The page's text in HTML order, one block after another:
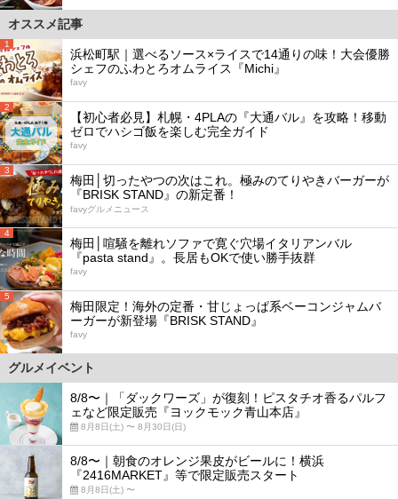
オススメ記事
1
浜松町駅｜選べるソース×ライスで14通りの味！大会優勝
シェフのふわとろオムライス『Michi』
favy
2
【初心者必見】札幌・4PLAの『大通バル』を攻略！移動
ゼロでハシゴ飯を楽しむ完全ガイド
favy
3
梅田│切ったやつの次はこれ。極みのてりやきバーガーが
『BRISK STAND』の新定番！
favyグルメニュース
4
梅田│喧騒を離れソファで寛ぐ穴場イタリアンバル
『pasta stand』。長居もOKで使い勝手抜群
favy
5
梅田限定！海外の定番・甘じょっぱ系ベーコンジャムバ
ーガーが新登場『BRISK STAND』
favy
グルメイベント
8/8〜｜「ダックワーズ」が復刻！ピスタチオ香るパルフ
ェなど限定販売『ヨックモック青山本店』
8月8日(土) 〜 8月30日(日)
8/8〜｜朝食のオレンジ果皮がビールに！横浜
『2416MARKET』等で限定販売スタート
8月8日(土) 〜